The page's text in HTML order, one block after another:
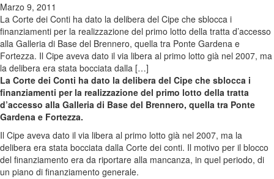
Marzo 9, 2011
La Corte dei Conti ha dato la delibera del Cipe che sblocca i
finanziamenti per la realizzazione del primo lotto della tratta d’accesso
alla Galleria di Base del Brennero, quella tra Ponte Gardena e
Fortezza. Il Cipe aveva dato il via libera al primo lotto già nel 2007, ma
la delibera era stata bocciata dalla […]
La Corte dei Conti ha dato la delibera del Cipe che sblocca i
finanziamenti per la realizzazione del primo lotto della tratta
d’accesso alla Galleria di Base del Brennero, quella tra Ponte
Gardena e Fortezza.
Il Cipe aveva dato il via libera al primo lotto già nel 2007, ma la
delibera era stata bocciata dalla Corte dei conti. Il motivo per il blocco
del finanziamento era da riportare alla mancanza, in quel periodo, di
un piano di finanziamento generale.